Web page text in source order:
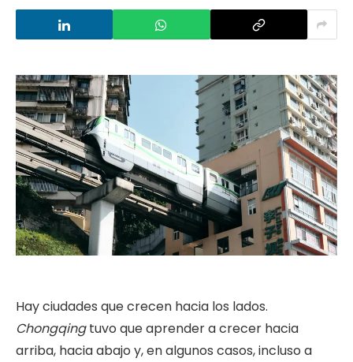
Hay ciudades que crecen hacia los lados.
Chongqingtuvo que aprender a crecer hacia
arriba, hacia abajo y, en algunos casos, incluso a